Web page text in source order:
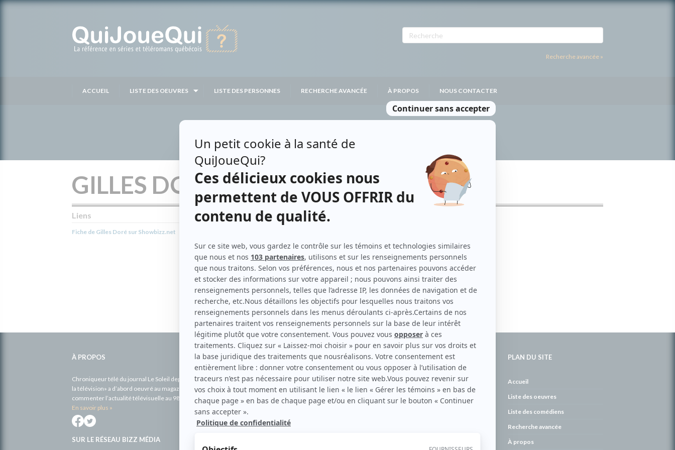
Recherche avancée »
ACCUEIL LISTE DES OEUVRES LISTE DES PERSONNES RECHERCHE AVANCÉE À PROPOS NOUS CONTACTER
GILLES DORÉ
Liens
Fiche de Gilles Doré sur Showbizz.net
Personnages
Les grands procès: L'affaire de la veuve Chapdelaine(Paul
Morin)
Chambres en ville(Fred Côté1993-1996)
À PROPOS
Chroniqueur télé du journal Le Soleil depuis 2001, Richard Therrien carbure à son petit écran. Celui qu’on surnomme parfois «l’encyclopédie de
la télévision» a d’abord oeuvré au magazine TV Hebdo de 1996 à 2001. Sa spécialité: la télé québécoise. On peut l’entendre régulièrement
commenter l’actualité télévisuelle au 98,5.
En savoir plus »
SUR LE RÉSEAU BIZZ MÉDIA
PLAN DU SITE
Accueil
Liste des oeuvres
Liste des comédiens
Recherche avancée
À propos